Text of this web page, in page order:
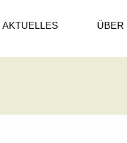
AKTUELLES ÜBER